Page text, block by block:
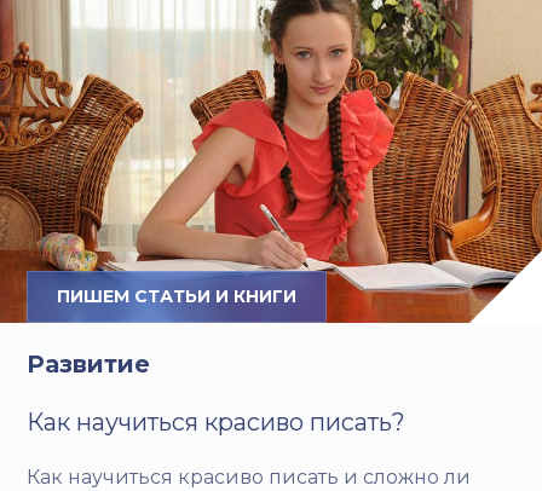
ПИШЕМ СТАТЬИ И КНИГИ
Развитие
Как научиться красиво писать?
Как научиться красиво писать и сложно ли